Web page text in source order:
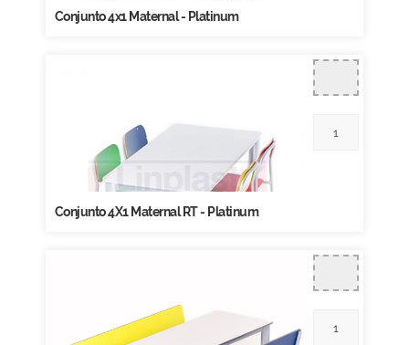
Conjunto 4x1 Maternal - Platinum
Conjunto 4X1 Maternal RT - Platinum